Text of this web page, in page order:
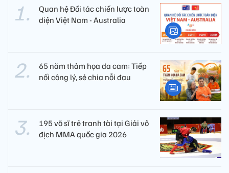
Quan hệ Đối tác chiến lược toàn
diện Việt Nam - Australia
65 năm thảm họa da cam: Tiếp
nối công lý, sẻ chia nỗi đau
195 võ sĩ trẻ tranh tài tại Giải vô
địch MMA quốc gia 2026